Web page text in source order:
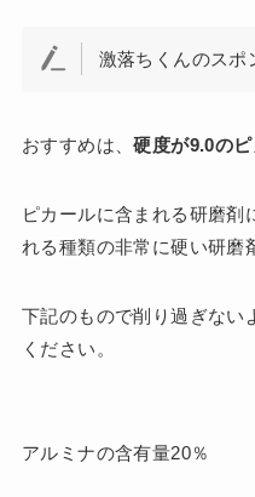
激落ちくんのスポ
おすすめは、硬度が9.0の
ピカールに含まれる研磨剤
れる種類の非常に硬い研磨
下記のもので削り過ぎない
ください。
アルミナの含有量20％